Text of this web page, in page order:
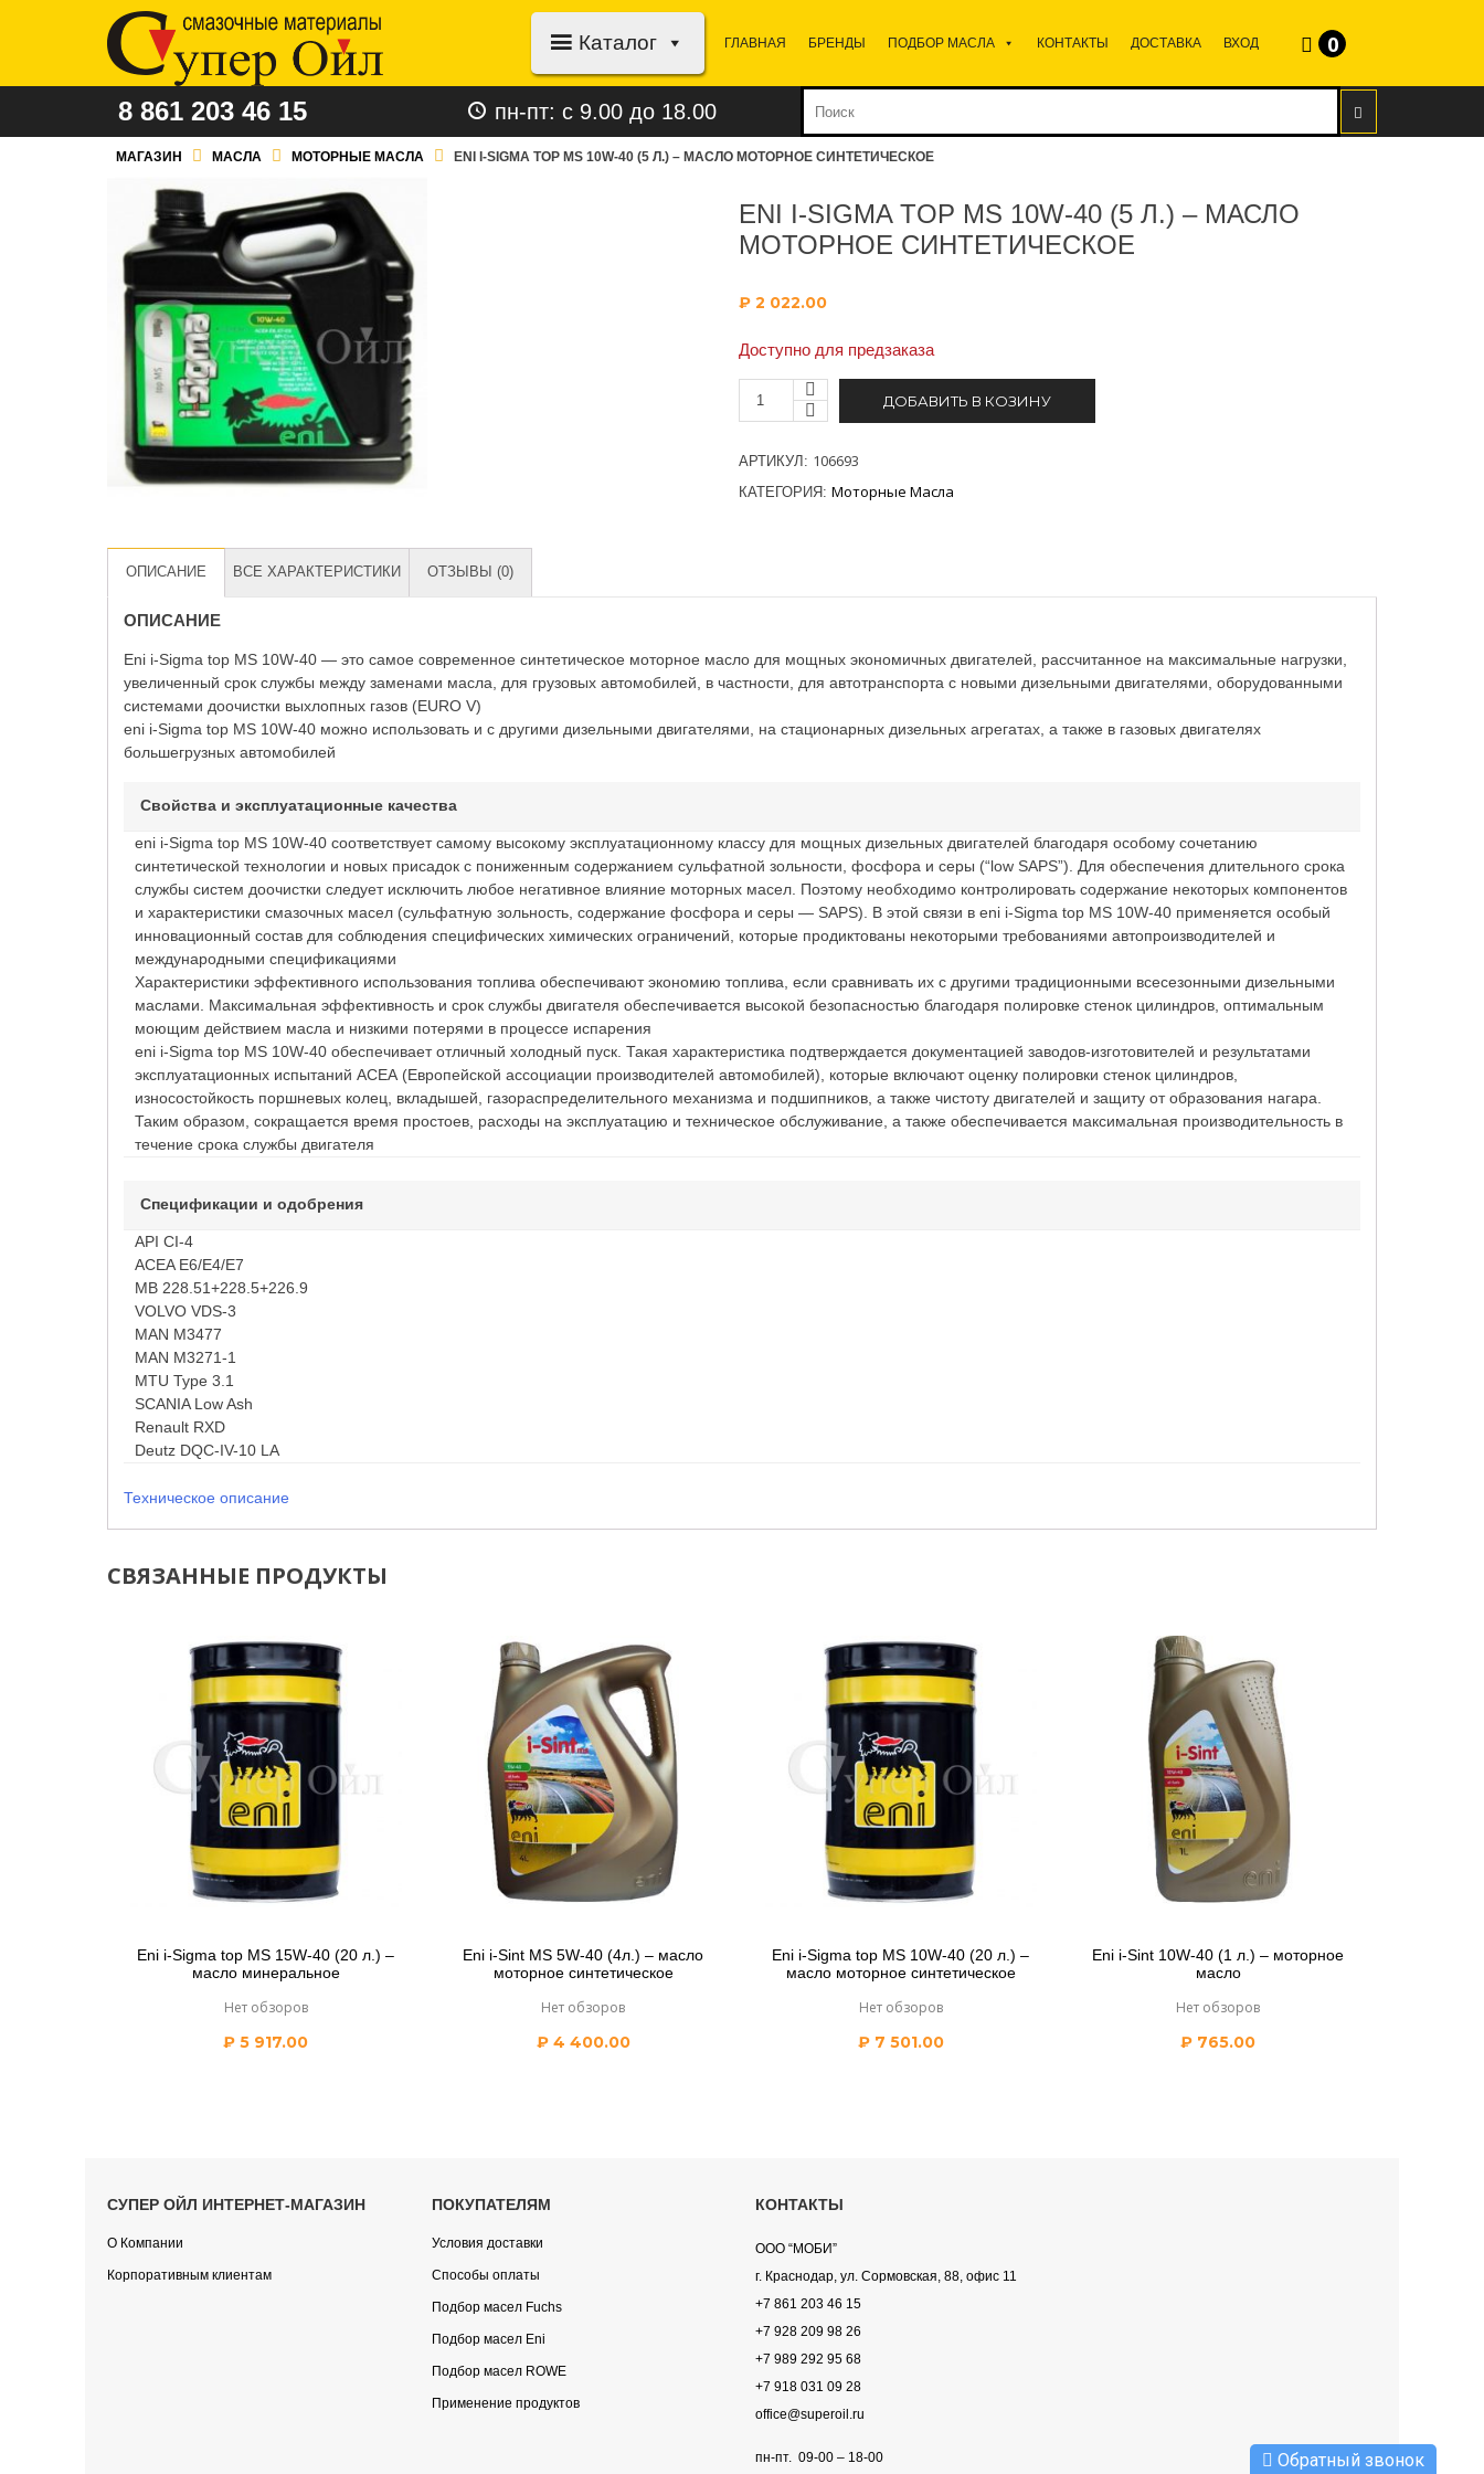
Каталог ГЛАВНАЯ БРЕНДЫ ПОДБОР МАСЛА КОНТАКТЫ ДОСТАВКА ВХОД 0
8 861 203 46 15 пн-пт: с 9.00 до 18.00
МАГАЗИН МАСЛА МОТОРНЫЕ МАСЛА ENI I-SIGMA TOP MS 10W-40 (5 Л.) – МАСЛО МОТОРНОЕ СИНТЕТИЧЕСКОЕ
ENI I-SIGMA TOP MS 10W-40 (5 Л.) – МАСЛО
МОТОРНОЕ СИНТЕТИЧЕСКОЕ
₽ 2 022.00
Доступно для предзаказа
ДОБАВИТЬ В КОЗИНУ
АРТИКУЛ: 106693
КАТЕГОРИЯ: Моторные Масла
ОПИСАНИЕ ВСЕ ХАРАКТЕРИСТИКИ ОТЗЫВЫ (0)
ОПИСАНИЕ
Eni i-Sigma top MS 10W-40 — это самое современное синтетическое моторное масло для мощных экономичных двигателей, рассчитанное на максимальные нагрузки,
увеличенный срок службы между заменами масла, для грузовых автомобилей, в частности, для автотранспорта с новыми дизельными двигателями, оборудованными
системами доочистки выхлопных газов (EURO V)
eni i-Sigma top MS 10W-40 можно использовать и с другими дизельными двигателями, на стационарных дизельных агрегатах, а также в газовых двигателях
большегрузных автомобилей
Свойства и эксплуатационные качества
eni i-Sigma top MS 10W-40 соответствует самому высокому эксплуатационному классу для мощных дизельных двигателей благодаря особому сочетанию
синтетической технологии и новых присадок с пониженным содержанием сульфатной зольности, фосфора и серы (“low SAPS”). Для обеспечения длительного срока
службы систем доочистки следует исключить любое негативное влияние моторных масел. Поэтому необходимо контролировать содержание некоторых компонентов
и характеристики смазочных масел (сульфатную зольность, содержание фосфора и серы — SAPS). В этой связи в eni i-Sigma top MS 10W-40 применяется особый
инновационный состав для соблюдения специфических химических ограничений, которые продиктованы некоторыми требованиями автопроизводителей и
международными спецификациями
Характеристики эффективного использования топлива обеспечивают экономию топлива, если сравнивать их с другими традиционными всесезонными дизельными
маслами. Максимальная эффективность и срок службы двигателя обеспечивается высокой безопасностью благодаря полировке стенок цилиндров, оптимальным
моющим действием масла и низкими потерями в процессе испарения
eni i-Sigma top MS 10W-40 обеспечивает отличный холодный пуск. Такая характеристика подтверждается документацией заводов-изготовителей и результатами
эксплуатационных испытаний АСЕА (Европейской ассоциации производителей автомобилей), которые включают оценку полировки стенок цилиндров,
износостойкость поршневых колец, вкладышей, газораспределительного механизма и подшипников, а также чистоту двигателей и защиту от образования нагара.
Таким образом, сокращается время простоев, расходы на эксплуатацию и техническое обслуживание, а также обеспечивается максимальная производительность в
течение срока службы двигателя
Спецификации и одобрения
API CI-4
ACEA E6/E4/E7
MB 228.51+228.5+226.9
VOLVO VDS-3
MAN M3477
MAN M3271-1
MTU Type 3.1
SCANIA Low Ash
Renault RXD
Deutz DQC-IV-10 LA
Техническое описание
СВЯЗАННЫЕ ПРОДУКТЫ
Eni i-Sigma top MS 15W-40 (20 л.) –
масло минеральное
Нет обзоров
₽ 5 917.00
Eni i-Sint MS 5W-40 (4л.) – масло
моторное синтетическое
Нет обзоров
₽4 400.00
Eni i-Sigma top MS 10W-40 (20 л.) –
масло моторное синтетическое
Нет обзоров
₽7 501.00
Eni i-Sint 10W-40 (1 л.) – моторное
масло
Нет обзоров
₽ 765.00
СУПЕР ОЙЛ ИНТЕРНЕТ-МАГАЗИН
О Компании
Корпоративным клиентам
ПОКУПАТЕЛЯМ
Условия доставки
Способы оплаты
Подбор масел Fuchs
Подбор масел Eni
Подбор масел ROWE
Применение продуктов
КОНТАКТЫ
ООО “МОБИ”
г. Краснодар, ул. Сормовская, 88, офис 11
+7 861 203 46 15
+7 928 209 98 26
+7 989 292 95 68
+7 918 031 09 28
office@superoil.ru
пн-пт. 09-00 – 18-00
Обратный звонок